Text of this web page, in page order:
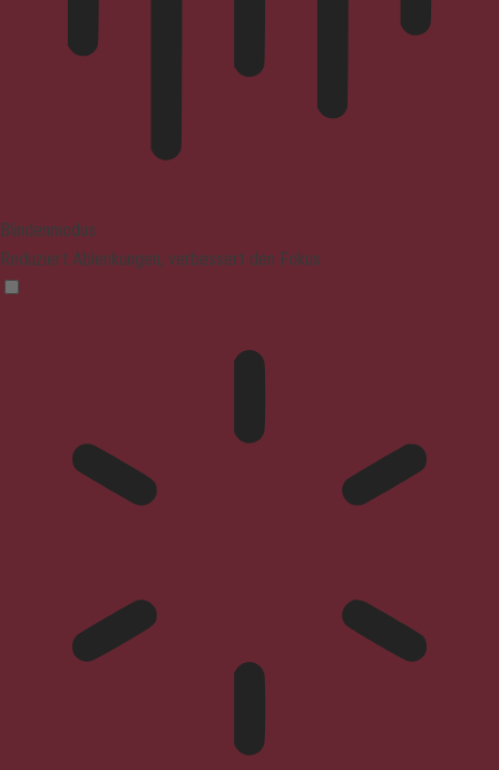
Blindenmodus
Reduziert Ablenkungen, verbessert den Fokus